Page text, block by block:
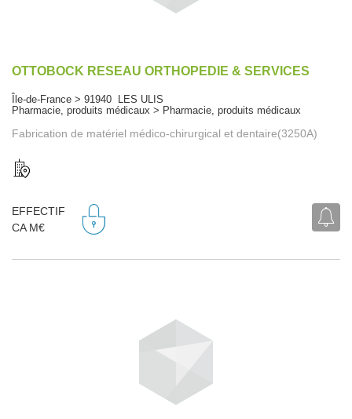
OTTOBOCK RESEAU ORTHOPEDIE & SERVICES
Île-de-France > 91940 LES ULIS
Pharmacie, produits médicaux > Pharmacie, produits médicaux
Fabrication de matériel médico-chirurgical et dentaire(3250A)
EFFECTIF
CA M€